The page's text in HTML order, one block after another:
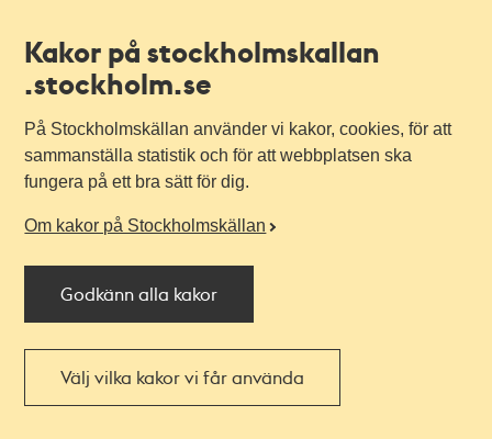
Kakor på stockholmskallan
.stockholm.se
På Stockholmskällan använder vi kakor, cookies, för att
sammanställa statistik och för att webbplatsen ska
fungera på ett bra sätt för dig.
Om kakor på Stockholmskällan
Godkänn alla kakor
Välj vilka kakor vi får använda